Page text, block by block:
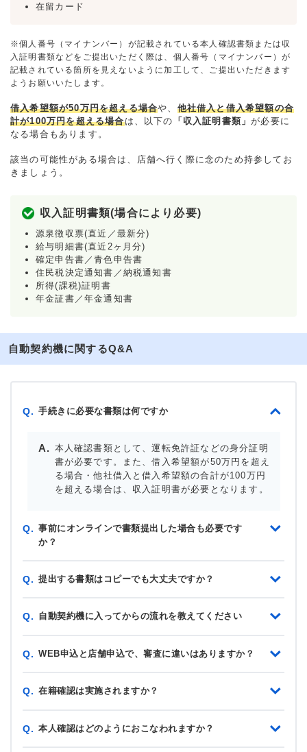
在留カード
※個人番号（マイナンバー）が記載されている本人確認書類または収
入証明書類などをご提出いただく際は、個人番号（マイナンバー）が
記載されている箇所を見えないように加工して、ご提出いただきます
ようお願いいたします。
借入希望額が50万円を超える場合や、 他社借入と借入希望額の合
計が100万円を超える場合は、以下の 「収入証明書類」が必要に
なる場合もあります。
該当の可能性がある場合は、店舗へ行く際に念のため持参してお
きましょう。
収入証明書類(場合により必要)
源泉徴収票(直近／最新分)
給与明細書(直近2ヶ月分)
確定申告書／青色申告書
住民税決定通知書／納税通知書
所得(課税)証明書
年金証書／年金通知書
自動契約機に関するQ&A
Q. 手続きに必要な書類は何ですか
本人確認書類として、運転免許証などの身分証明
書が必要です。また、借入希望額が50万円を超え
る場合・他社借入と借入希望額の合計が100万円
を超える場合は、収入証明書が必要となります。
Q. 事前にオンラインで書類提出した場合も必要です
か？
Q. 提出する書類はコピーでも大丈夫ですか？
Q. 自動契約機に入ってからの流れを教えてください
Q. WEB申込と店舗申込で、審査に違いはありますか？
Q. 在籍確認は実施されますか？
Q. 本人確認はどのようにおこなわれますか？